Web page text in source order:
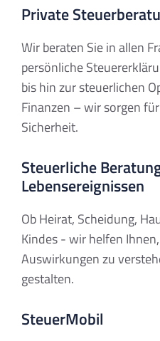
Private
Wir beraten Sie in allen
persönliche
bis hin zur steuerlichen
Finanzen – wir sorgen
Sicherheit.
Steuerliche
Lebensereignissen
Ob Heirat, Scheidung,
Kindes - wir helfen
Auswirkungen zu
gestalten.
SteuerMobil